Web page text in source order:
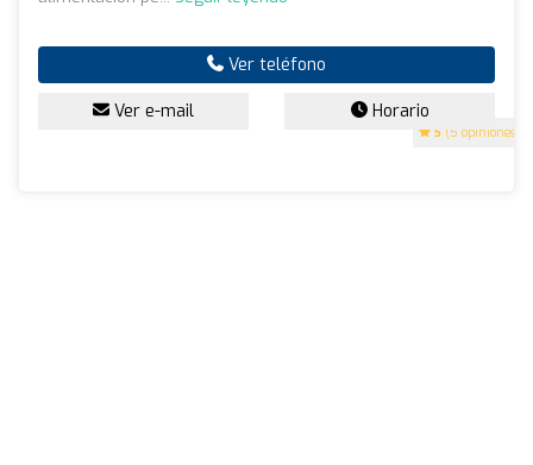
5 (5 opiniones)
Ver teléfono
Ver e-mail Horario